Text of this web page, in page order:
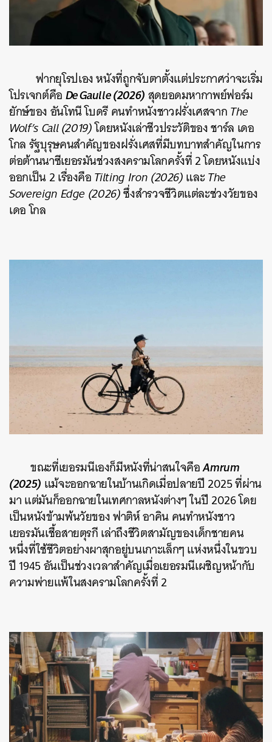
ฟากยุโรปเอง หนังที่ถูกจับตาตั้งแต่ประกาศว่าจะเริ่ม
โปรเจกต์คือDe Gaulle (2026)สุดยอดมหากาพย์ฟอร์ม
ยักษ์ของ อันโทนี โบดรี คนทำหนังชาวฝรั่งเศสจากThe
Wolf’s Call (2019)โดยหนังเล่าชีวประวัติของ ชาร์ล เดอ
โกล รัฐบุรุษคนสำคัญของฝรั่งเศสที่มีบทบาทสำคัญในการ
ต่อต้านนาซีเยอรมันช่วงสงครามโลกครั้งที่ 2 โดยหนังแบ่ง
ออกเป็น 2 เรื่องคือTilting Iron (2026)และThe
Sovereign Edge (2026)ซึ่งสำรวจชีวิตแต่ละช่วงวัยของ
เดอ โกล
ขณะที่เยอรมนีเองก็มีหนังที่น่าสนใจคือAmrum
(2025) แม้จะออกฉายในบ้านเกิดเมื่อปลายปี 2025 ที่ผ่าน
มา แต่มันก็ออกฉายในเทศกาลหนังต่างๆ ในปี 2026 โดย
เป็นหนังข้ามพ้นวัยของ ฟาติห์ อาคิน คนทำหนังชาว
เยอรมันเชื้อสายตุรกี เล่าถึงชีวิตสามัญของเด็กชายคน
หนึ่งที่ใช้ชีวิตอย่างผาสุกอยู่บนเกาะเล็กๆ แห่งหนึ่งในขวบ
ปี 1945 อันเป็นช่วงเวลาสำคัญเมื่อเยอรมนีเผชิญหน้ากับ
ความพ่ายแพ้ในสงครามโลกครั้งที่ 2